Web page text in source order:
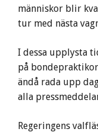
människor blir
tur med nästa
I dessa upplysta
på
ändå rada upp
alla
Regeringens